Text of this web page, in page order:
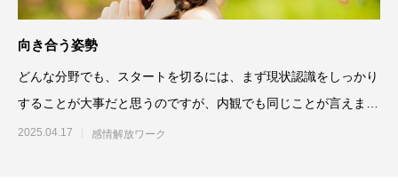
向き合う姿勢
どんな分野でも、スタートを切るには、まず現状認識をしっかり
することが大事だと思うのですが、内観でも同じことが言えま
す。自分は今どんな状態な
2025.04.17 感情解放ワーク